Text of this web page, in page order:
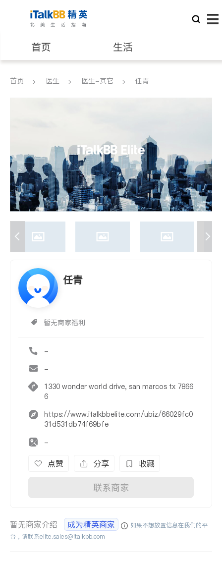
首页 生活
医生 律师
养老 非盈利组织
首页 医生 医生-其它 任青
任青
暂无商家福利
-
-
1330 wonder world drive, san marcos tx 7866
6
https://www.italkbbelite.com/ubiz/66029fc0
31d531db74f69bfe
-
点赞 分享 收藏
联系商家
暂无商家介绍 成为精英商家
如果不想放置信息在我们的平
台，请联系elite.sales@italkbb.com